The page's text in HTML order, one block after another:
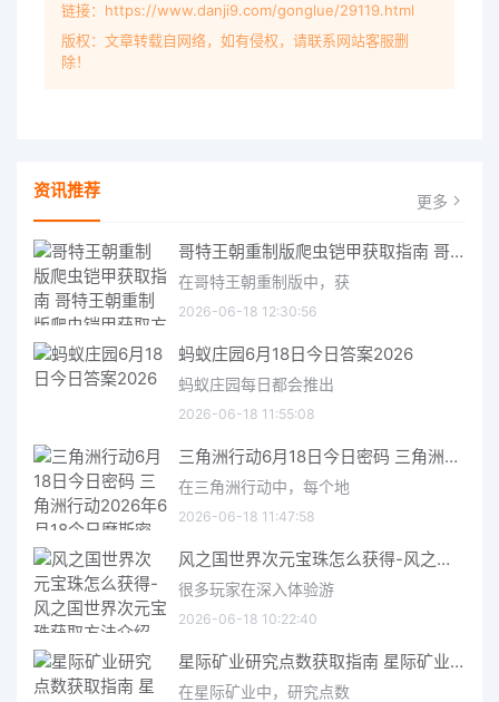
链接：https://www.danji9.com/gonglue/29119.html
版权：文章转载自网络，如有侵权，请联系网站客服删
除！
资讯推荐 更多
哥特王朝重制版爬虫铠甲获取指南 哥特王朝重制版爬虫铠甲获取方法
在哥特王朝重制版中，获
2026-06-18 12:30:56
蚂蚁庄园6月18日今日答案2026
蚂蚁庄园每日都会推出
2026-06-18 11:55:08
三角洲行动6月18日今日密码 三角洲行动2026年6月18今日摩斯密码分享
在三角洲行动中，每个地
2026-06-18 11:47:58
风之国世界次元宝珠怎么获得-风之国世界次元宝珠获取方法介绍
很多玩家在深入体验游
2026-06-18 10:22:40
星际矿业研究点数获取指南 星际矿业研究点数获取方法
在星际矿业中，研究点数